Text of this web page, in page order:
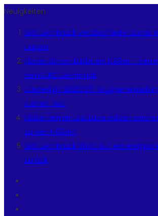
Neuigkeiten
ERC Lechbruck verabschiedet Lucas
Lepore
Florian Simon bleibt ein Flößer –
beim ERC Lechbruck
Landesliga 2026/27:
stehen fest
Niklas Helmer und Luca Roldan
zu den Flößern
ERC Lechbruck blickt auf ein
zurück